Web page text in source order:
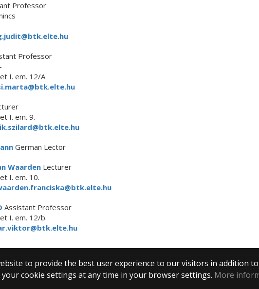
Professor
Professor
-
I. em. 12/A
I. em. 9.
German Lector
Waarden Lecturer
I. em. 10.
Assistant Professor
I. em. 12/b.
to provide the best user experience to our visitors in addition
your cookie settings at any time in your browser settings. More